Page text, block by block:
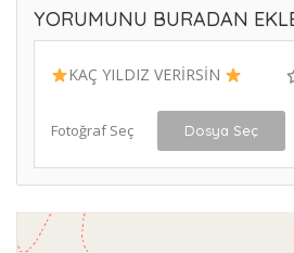
YORUMUNU BURADAN
KAÇ YILDIZ VERİRSİN
Fotoğraf Seç Dosya Seç